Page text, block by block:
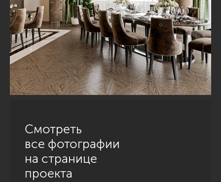
Смотреть
все фотографии
на странице
проекта